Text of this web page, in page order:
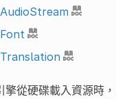
AudioStream
Font
Translation
擎從硬碟載入資源時，